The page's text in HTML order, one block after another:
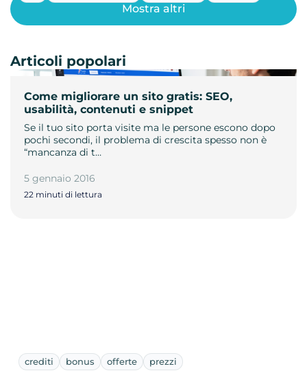
Come migliorare un sito gratis: SEO,
usabilità, contenuti e snippet
Se il tuo sito porta visite ma le persone escono dopo
pochi secondi, il problema di crescita spesso non è
“mancanza di t…
5 gennaio 2016
22 minuti di lettura
Mostra altri
Articoli popolari
crediti bonus offerte prezzi